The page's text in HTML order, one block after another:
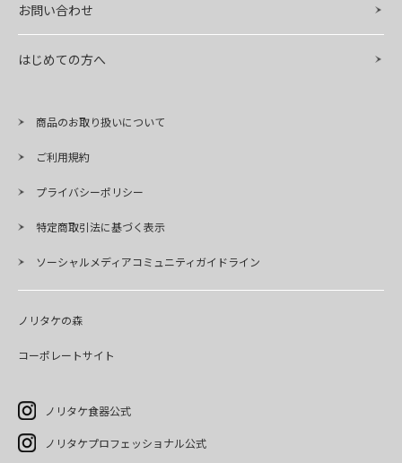
お問い合わせ
はじめての方へ
商品のお取り扱いについて
ご利用規約
プライバシーポリシー
特定商取引法に基づく表示
ソーシャルメディアコミュニティガイドライン
ノリタケの森
コーポレートサイト
ノリタケ食器公式
ノリタケプロフェッショナル公式